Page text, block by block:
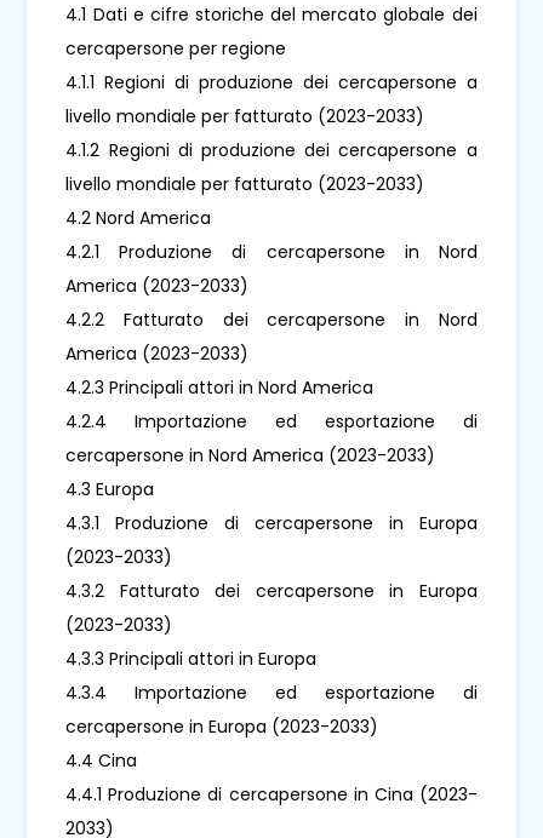
4.1 Dati e cifre storiche del mercato globale dei
cercapersone per regione
4.1.1 Regioni di produzione dei cercapersone a
livello mondiale per fatturato (2023-2033)
4.1.2 Regioni di produzione dei cercapersone a
livello mondiale per fatturato (2023-2033)
4.2 Nord America
4.2.1 Produzione di cercapersone in Nord
America (2023-2033)
4.2.2 Fatturato dei cercapersone in Nord
America (2023-2033)
4.2.3 Principali attori in Nord America
4.2.4 Importazione ed esportazione di
cercapersone in Nord America (2023-2033)
4.3 Europa
4.3.1 Produzione di cercapersone in Europa
(2023-2033)
4.3.2 Fatturato dei cercapersone in Europa
(2023-2033)
4.3.3 Principali attori in Europa
4.3.4 Importazione ed esportazione di
cercapersone in Europa (2023-2033)
4.4 Cina
4.4.1 Produzione di cercapersone in Cina (2023-
2033)